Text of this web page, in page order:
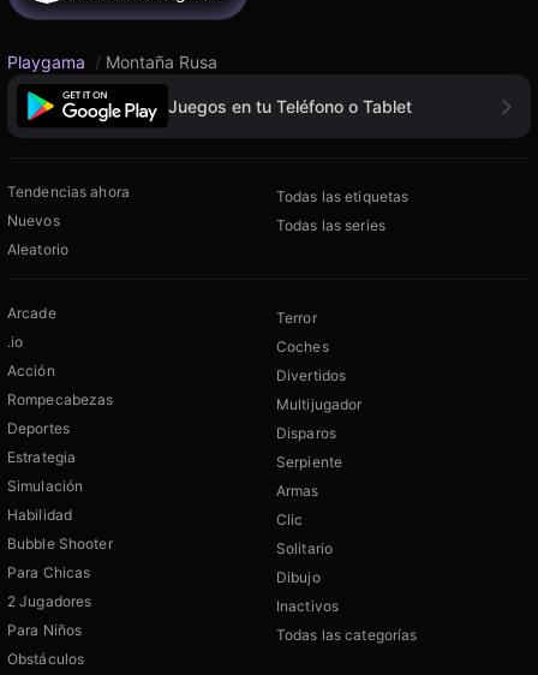
Playgama / Montaña Rusa
Juegos en tu Teléfono o Tablet
Tendencias ahora
Nuevos
Aleatorio
Todas las etiquetas
Todas las series
Arcade
.io
Acción
Rompecabezas
Deportes
Estrategia
Simulación
Habilidad
Bubble Shooter
Para Chicas
2 Jugadores
Para Niños
Obstáculos
Terror
Coches
Divertidos
Multijugador
Disparos
Serpiente
Armas
Clic
Solitario
Dibujo
Inactivos
Todas las categorías